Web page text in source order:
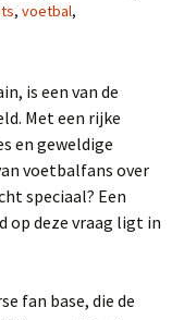
, voetbal,
is een van de
Met een rijke
en geweldige
voetbalfans over
speciaal? Een
op deze vraag ligt in
fan base, die de